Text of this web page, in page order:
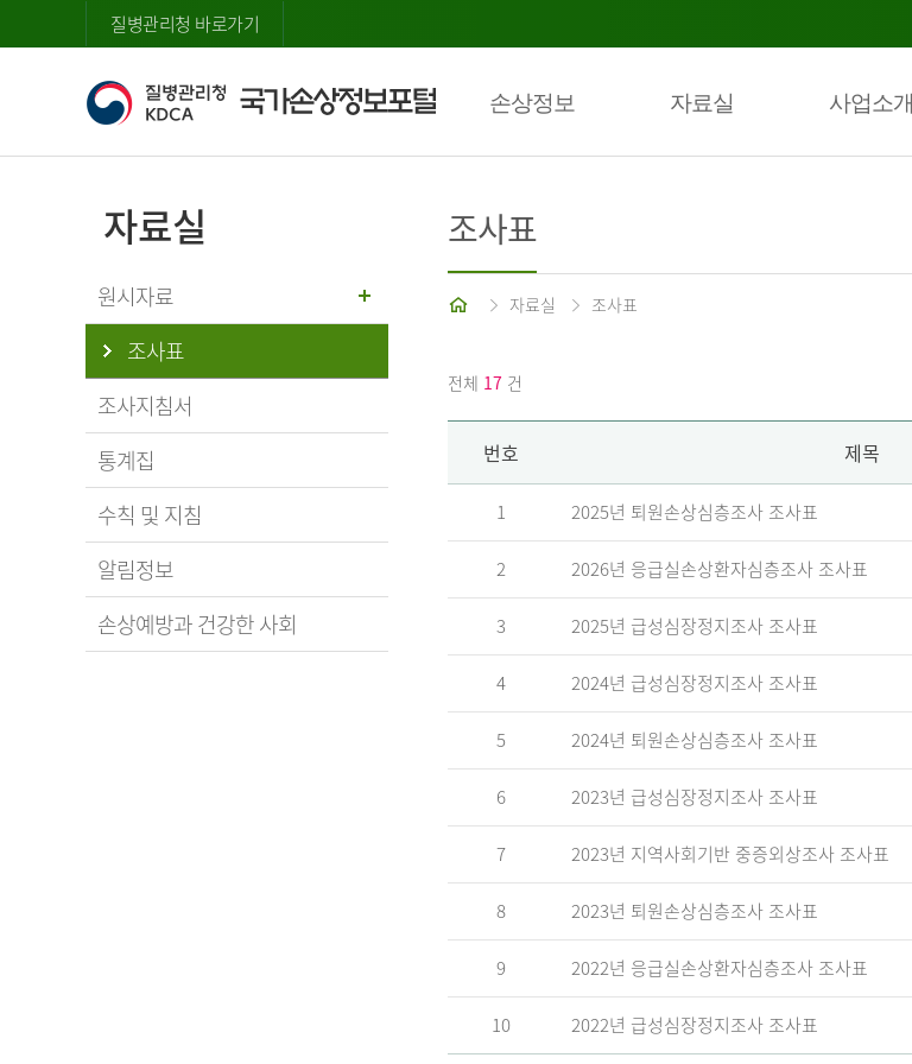
질병관리청 바로가기
손상정보 자료실 사업소개
자료실
원시자료
조사표
조사지침서
통계집
수칙 및 지침
알림정보
손상예방과 건강한 사회
조사표
홈 자료실 조사표
전체 17 건
번호 제목
1 2025년 퇴원손상심층조사 조사표
2 2026년 응급실손상환자심층조사 조사표
3 2025년 급성심장정지조사 조사표
4 2024년 급성심장정지조사 조사표
5 2024년 퇴원손상심층조사 조사표
6 2023년 급성심장정지조사 조사표
7 2023년 지역사회기반 중증외상조사 조사표
8 2023년 퇴원손상심층조사 조사표
9 2022년 응급실손상환자심층조사 조사표
10 2022년 급성심장정지조사 조사표